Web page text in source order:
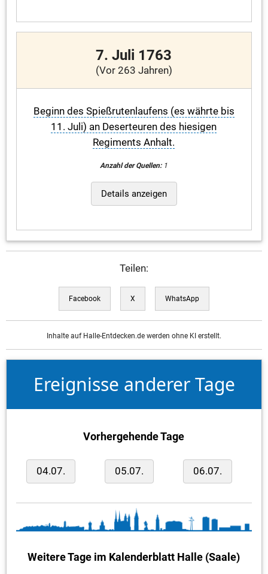
7. Juli 1763
(Vor 263 Jahren)
Beginn des Spießrutenlaufens (es währte bis
11. Juli) an Deserteuren des hiesigen
Regiments Anhalt.
Anzahl der Quellen:1
Details anzeigen
Teilen:
Facebook X WhatsApp
Inhalte auf Halle-Entdecken.de werden ohne KI erstellt.
Ereignisse anderer Tage
Vorhergehende Tage
04.07. 05.07. 06.07.
Weitere Tage im Kalenderblatt Halle (Saale)